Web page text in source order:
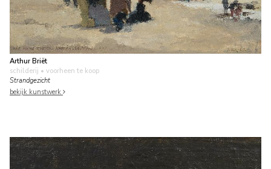
Arthur Briët
schilderij • voorheen te koop
Strandgezicht
bekijk kunstwerk